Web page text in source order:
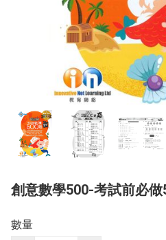
創意數學500-考試前必
數量